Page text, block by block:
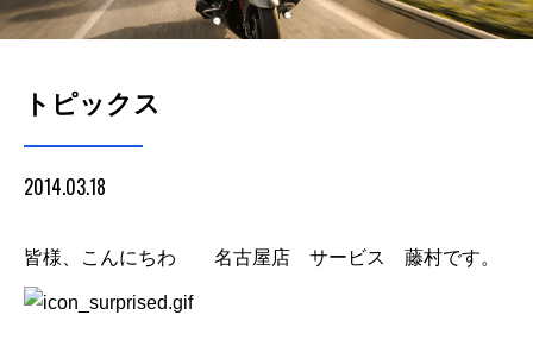
トピックス
2014.03.18
皆様、こんにちわ 名古屋店 サービス 藤村です。